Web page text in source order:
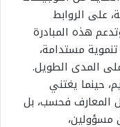
على الروابط
هذه المبادرة
مستدامة،
المدى الطويل.
حينما يغتني
المعارف فحسب، بل
مسؤولين،